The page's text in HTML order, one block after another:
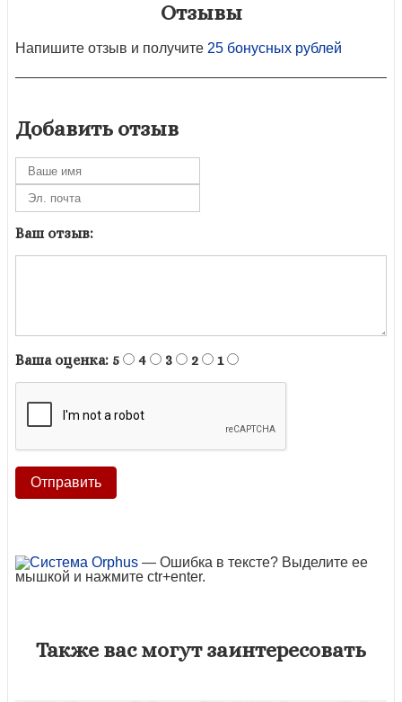
Отзывы
Напишите отзыв и получите 25 бонусных рублей
Добавить отзыв
Ваш отзыв:
Ваша оценка: 5 4 3 2 1
— Ошибка в тексте? Выделите ее
мышкой и нажмите ctr+enter.
Также вас могут заинтересовать